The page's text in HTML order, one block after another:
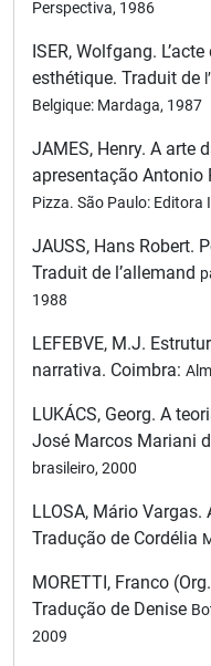
Perspectiva, 1986
ISER, Wolfgang.
esthétique. Traduit de
Belgique: Mardaga, 1987
JAMES, Henry. A arte
apresentação Antonio
Pizza. São Paulo: Editora
JAUSS, Hans Robert.
Traduit de l’allemand
1988
LEFEBVE, M.J.
narrativa. Coimbra:
LUKÁCS, Georg. A
José Marcos Mariani
brasileiro, 2000
LLOSA, Mário
Tradução de Cordélia
MORETTI, Franco
Tradução de Denise
2009